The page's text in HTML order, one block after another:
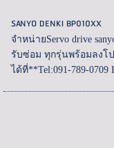
SANYO DENKI BP010XX
จำหน่ายServo drive
รับซ่อม ทุกรุ่นพร้อมลงโ
ได้ที่**Tel:091-789-0709